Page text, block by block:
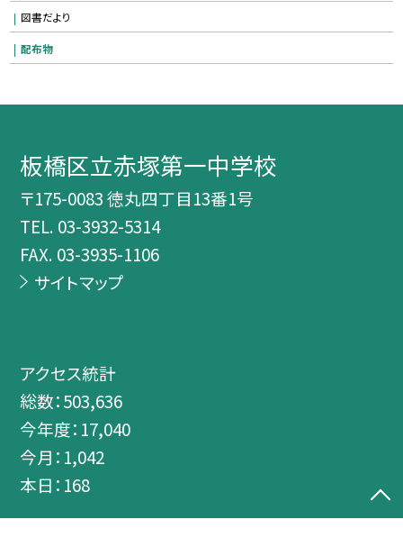
図書だより
配布物
板橋区立赤塚第一中学校
〒175-0083 徳丸四丁目13番1号
TEL. 03-3932-5314
FAX. 03-3935-1106
サイトマップ
アクセス統計
総数：503,636
今年度： 17,040
今月： 1,042
本日： 168